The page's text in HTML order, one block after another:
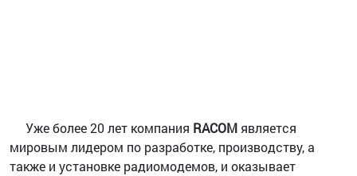
Уже более 20 лет компания RACOM является
мировым лидером по разработке, производству, а
также и установке радиомодемов, и оказывает